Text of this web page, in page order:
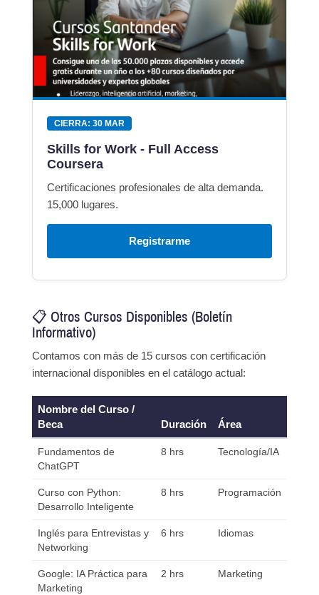
CIERRA: 30 MAR
Skills for Work - Full Access
Coursera
Certificaciones profesionales de alta demanda.
15,000 lugares.
Registrarme
📋 Otros Cursos Disponibles (Boletín
Informativo)
Contamos con más de 15 cursos con certificación
internacional disponibles en el catálogo actual:
Nombre del Curso /
Beca
Duración Área
Fundamentos de
ChatGPT
8 hrs Tecnología/IA
Curso con Python:
Desarrollo Inteligente
8 hrs Programación
Inglés para Entrevistas y
Networking
6 hrs Idiomas
Google: IA Práctica para
Marketing
2 hrs Marketing